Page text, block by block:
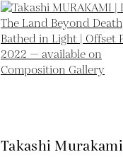
Takashi Murakami